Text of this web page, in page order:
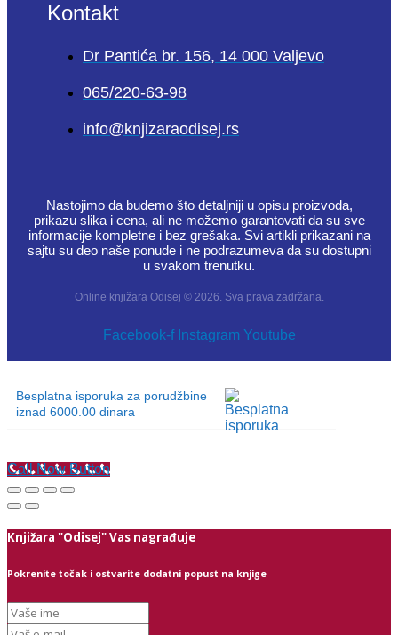
Kontakt
Dr Pantića br. 156, 14 000 Valjevo
065/220-63-98
info@knjizaraodisej.rs
Nastojimo da budemo što detaljniji u opisu proizvoda,
prikazu slika i cena, ali ne možemo garantovati da su sve
informacije kompletne i bez grešaka. Svi artikli prikazani na
sajtu su deo naše ponude i ne podrazumeva da su dostupni
u svakom trenutku.
Online knjižara Odisej © 2026. Sva prava zadržana.
Facebook-f Instagram Youtube
Besplatna isporuka za porudžbine
iznad 6000.00 dinara
Call Now Button
Knjižara "Odisej" Vas nagrađuje
Pokrenite točak i ostvarite dodatni popust na knjige